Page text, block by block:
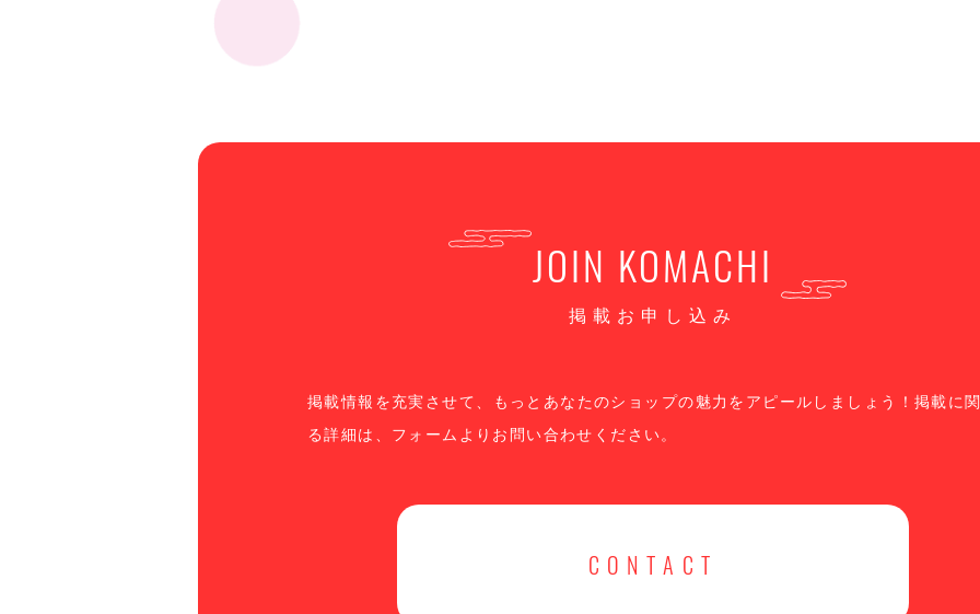
JOIN KOMACHI
掲載お申し込み
掲載情報を充実させて、もっとあなたのショップの魅力をアピールしましょう！掲載に
る詳細は、フォームよりお問い合わせください。
CONTACT